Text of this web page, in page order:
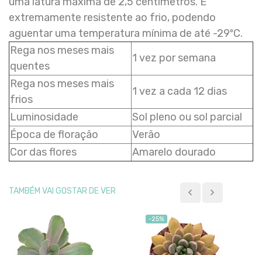
extremamente resistente ao frio, podendo
aguentar uma temperatura mínima de até -29ºC.
Rega nos meses mais
quentes
1 vez por semana
Rega nos meses mais
frios
1 vez a cada 12 dias
Luminosidade
Sol pleno ou sol parcial
Época de floração
Verão
Cor das flores
Amarelo dourado
TAMBÉM VAI GOSTAR DE VER
-25%